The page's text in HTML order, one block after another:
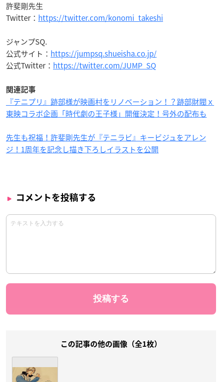
許斐剛先生
Twitter： https://twitter.com/konomi_takeshi
ジャンプSQ.
公式サイト： https://jumpsq.shueisha.co.jp/
公式Twitter： https://twitter.com/JUMP_SQ
関連記事
『テニプリ』跡部様が映画村をリノベーション！？跡部財閥ｘ
東映コラボ企画「時代劇の王子様」開催決定！号外の配布も
先生も祝福！許斐剛先生が『テニラビ』キービジュをアレン
ジ！1周年を記念し描き下ろしイラストを公開
コメントを投稿する
この記事の他の画像（全1枚）